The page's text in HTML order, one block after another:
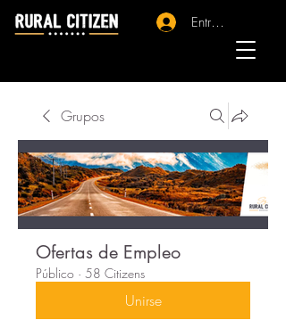
Entrar - Registro
Grupos
Ofertas de Empleo
Público · 58 Citizens
Unirse